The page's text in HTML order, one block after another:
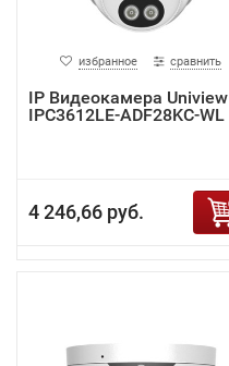
избранное сравнить
IP Видеокамера Uniview
IPC3612LE-ADF28KC-WL
4 246,66 руб.